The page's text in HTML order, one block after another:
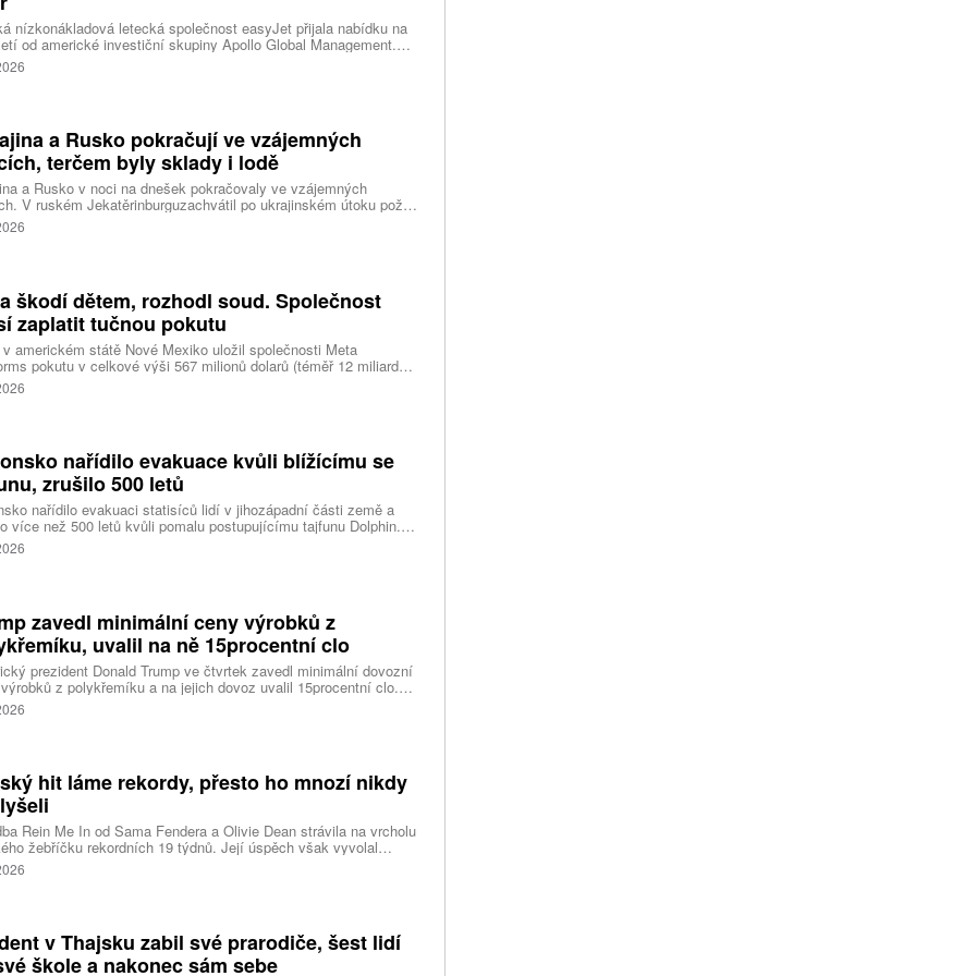
nízkonákladová letecká společnost easyJet přijala nabídku na
od americké investiční skupiny Apollo Global Management.
oceňuje aerolinku na 5,7 miliardy liber, tedy přibližně 162
korun.
a Rusko pokračují ve vzájemných
terčem byly sklady i lodě
a Rusko v noci na dnešek pokračovaly ve vzájemných
V ruském Jekatěrinburguzachvátil po ukrajinském útoku požár
centrum ruského internetového prodejce Wildberries.
o tom informovala bez podrobností na síti Telegram.
škodí dětem, rozhodl soud. Společnost
zaplatit tučnou pokutu
americkém státě Nové Mexiko uložil společnosti Meta
pokutu v celkové výši 567 milionů dolarů (téměř 12 miliard
za újmu, kterou její platformy Facebook a Instagram působí
lidem. Firma musí změnit způsob ověřování věku.
nařídilo evakuace kvůli blížícímu se
zrušilo 500 letů
nařídilo evakuaci statisíců lidí v jihozápadní části země a
více než 500 letů kvůli pomalu postupujícímu tajfunu Dolphin.
meteorologů přinese tajfun do oblasti silný vítr, prudký déšť a
vlny, píše agentura Reuters. Dolphin je tajfunem první, tedy
meteorologická agentura (JMA).
zavedl minimální ceny výrobků z
uvalil na ně 15procentní clo
prezident Donald Trump ve čtvrtek zavedl minimální dovozní
z polykřemíku a na jejich dovoz uvalil 15procentní clo.
se používá při výrobě polovodičů a je hlavní složkou
panelů, jeho největším světovým producentem je Čína.
Reuters.
hit láme rekordy, přesto ho mnozí nikdy
Rein Me In od Sama Fendera a Olivie Dean strávila na vrcholu
žebříčku rekordních 19 týdnů. Její úspěch však vyvolal
reakci. Řada lidí tvrdí, že píseň nikdy neslyšela. Hudební
totiž rozdělil do menších skupin, které poslouchají úplně jiné
v Thajsku zabil své prarodiče, šest lidí
škole a nakonec sám sebe